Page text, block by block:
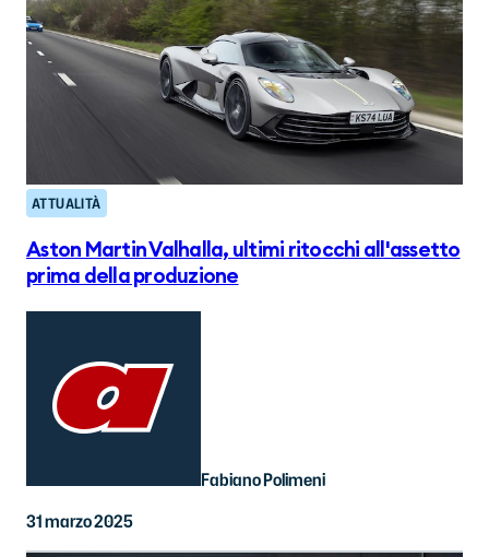
ATTUALITÀ
Aston Martin Valhalla, ultimi ritocchi all'assetto
prima della produzione
Fabiano Polimeni
31 marzo 2025